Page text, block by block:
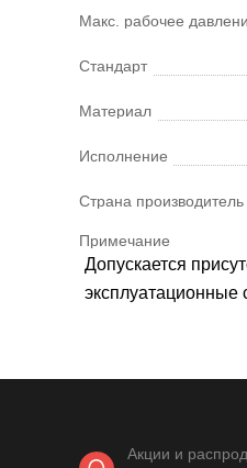
Макс. рабочее
Стандарт
Материал
Исполнение
Страна производитель
Примечание
Допускается
эксплуатационные
Акции и